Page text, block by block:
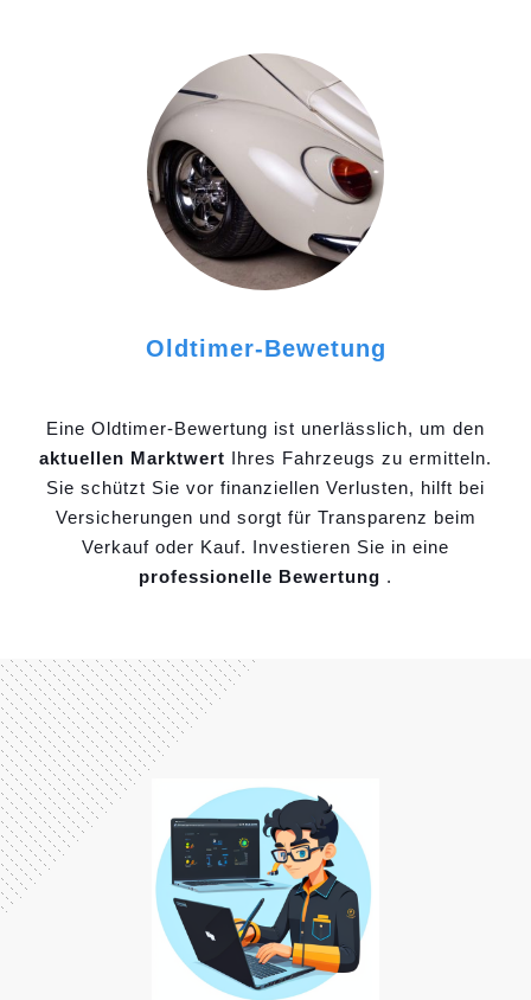
Oldtimer-Bewetung
Eine Oldtimer-Bewertung ist unerlässlich, um den
aktuellen Marktwert Ihres Fahrzeugs zu ermitteln.
Sie schützt Sie vor finanziellen Verlusten, hilft bei
Versicherungen und sorgt für Transparenz beim
Verkauf oder Kauf. Investieren Sie in eine
professionelle Bewertung .